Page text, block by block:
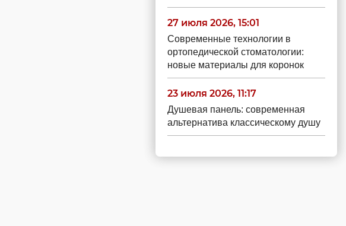
27 июля 2026, 15:01
Современные технологии в
ортопедической стоматологии:
новые материалы для коронок
23 июля 2026, 11:17
Душевая панель: современная
альтернатива классическому душу